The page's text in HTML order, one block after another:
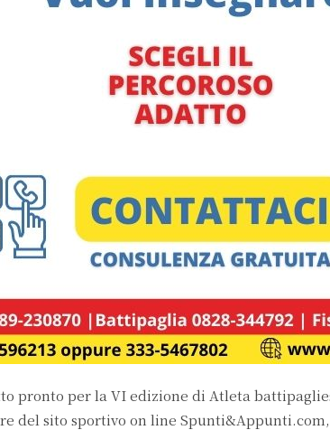
pronto per la VI edizione di Atleta
del sito sportivo on line